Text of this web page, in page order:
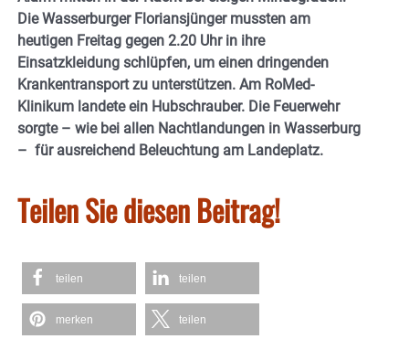
Die Wasserburger Floriansjünger mussten am
heutigen Freitag gegen 2.20 Uhr in ihre
Einsatzkleidung schlüpfen, um einen dringenden
Krankentransport zu unterstützen. Am RoMed-
Klinikum landete ein Hubschrauber. Die Feuerwehr
sorgte – wie bei allen Nachtlandungen in Wasserburg
– für ausreichend Beleuchtung am Landeplatz.
Teilen Sie diesen Beitrag!
teilen teilen
merken teilen